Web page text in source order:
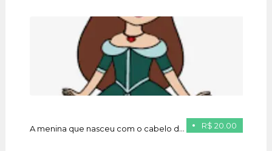
R$ 20.00
A menina que nasceu com o cabelo de ouro